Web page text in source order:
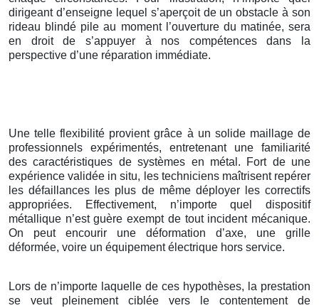
dirigeant d’enseigne lequel s’aperçoit de un obstacle à son
rideau blindé pile au moment l’ouverture du matinée, sera
en droit de s’appuyer à nos compétences dans la
perspective d’une réparation immédiate.
Une telle flexibilité provient grâce à un solide maillage de
professionnels expérimentés, entretenant une familiarité
des caractéristiques de systèmes en métal. Fort de une
expérience validée in situ, les techniciens maîtrisent repérer
les défaillances les plus de même déployer les correctifs
appropriées. Effectivement, n’importe quel dispositif
métallique n’est guère exempt de tout incident mécanique.
On peut encourir une déformation d’axe, une grille
déformée, voire un équipement électrique hors service.
Lors de n’importe laquelle de ces hypothèses, la prestation
se veut pleinement ciblée vers le contentement de